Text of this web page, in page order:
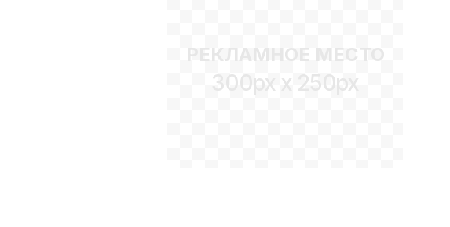
РЕКЛАМНОЕ МЕСТО
300px x 250px